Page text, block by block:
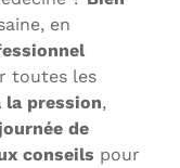
en
toutes les
la pression,
de
conseils pour